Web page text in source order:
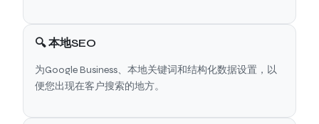
🔍 本地SEO
为Google Business、本地关键词和结构化数据设置，以
便您出现在客户搜索的地方。